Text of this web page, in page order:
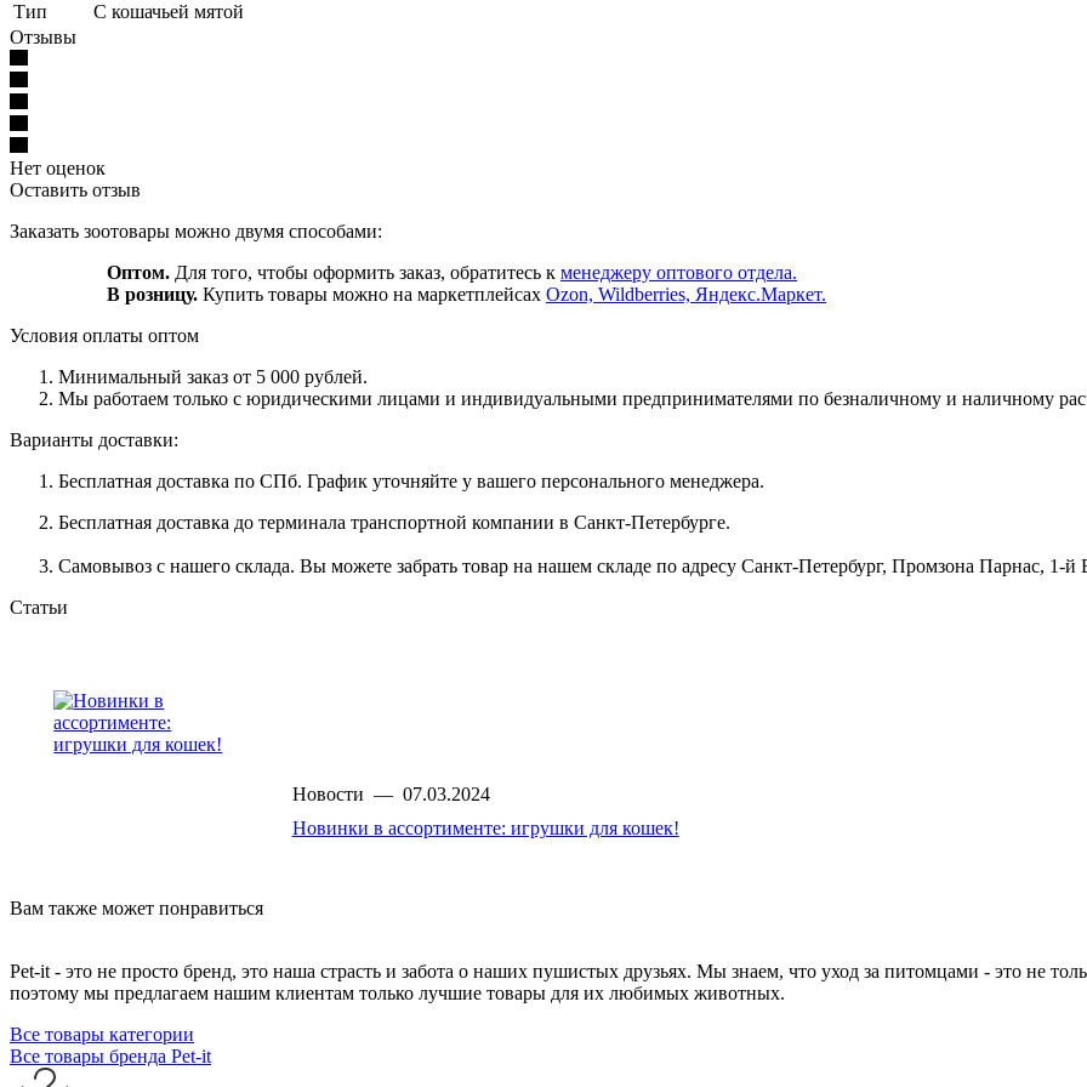
Тип
С кошачьей мятой
Отзывы
Нет оценок
Оставить отзыв
Заказать зоотовары можно двумя способами:
Оптом. Для того, чтобы оформить заказ, обратитесь к менеджеру оптового отдела.
В розницу. Купить товары можно на маркетплейсах Ozon, Wildberries, Яндекс.Маркет.
Условия оплаты оптом
Минимальный заказ от 5 000 рублей.
Мы работаем только с юридическими лицами и индивидуальными предпринимателями по безналичному и наличному
Варианты доставки:
Бесплатная доставка по СПб. График уточняйте у вашего персонального менеджера.
Бесплатная доставка до терминала транспортной компании в Санкт-Петербурге.
Самовывоз с нашего склада. Вы можете забрать товар на нашем складе по адресу Санкт-Петербург, Промзона Парнас,
Статьи
Новости — 07.03.2024
Новинки в ассортименте: игрушки для кошек!
Вам также может понравиться
Pet-it - это не просто бренд, это наша страсть и забота о наших пушистых друзьях. Мы знаем, что уход за питомцами - это не
поэтому мы предлагаем нашим клиентам только лучшие товары для их любимых животных.
Все товары категории
Все товары бренда Pet-it